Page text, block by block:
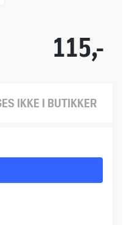
115,-
IKKE I BUTIKKER